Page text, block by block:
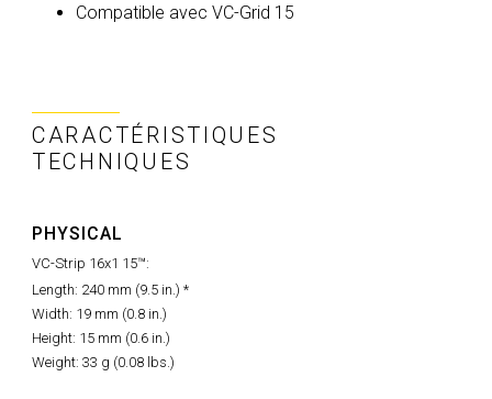
Compatible avec VC-Grid 15
CARACTÉRISTIQUES
TECHNIQUES
PHYSICAL
VC-Strip 16x1 15™:
Length: 240 mm (9.5 in.) *
Width: 19 mm (0.8 in.)
Height: 15 mm (0.6 in.)
Weight: 33 g (0.08 lbs.)